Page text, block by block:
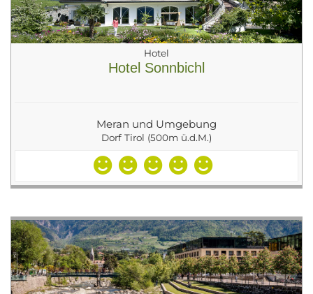
Hotel
Hotel Sonnbichl
Meran und Umgebung
Dorf Tirol (500m ü.d.M.)